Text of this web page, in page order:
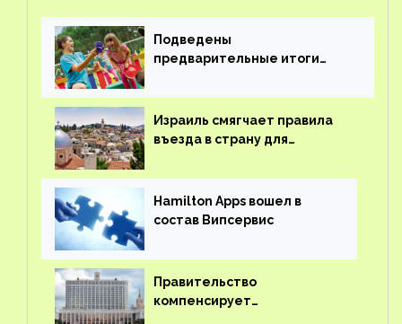
Подведены
предварительные итоги
Израиль смягчает правила
въезда в страну для
Hamilton Apps вошел в
состав Випсервис
Правительство
компенсирует